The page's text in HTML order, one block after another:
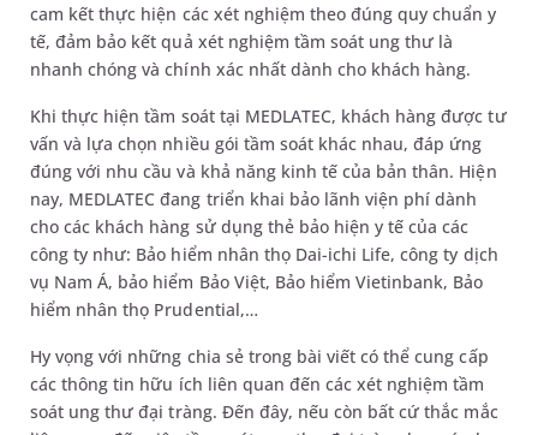
cam kết thực hiện các xét nghiệm theo đúng quy chuẩn y
tế, đảm bảo kết quả xét nghiệm tầm soát ung thư là
nhanh chóng và chính xác nhất dành cho khách hàng.
Khi thực hiện tầm soát tại MEDLATEC, khách hàng được tư
vấn và lựa chọn nhiều gói tầm soát khác nhau, đáp ứng
đúng với nhu cầu và khả năng kinh tế của bản thân. Hiện
nay, MEDLATEC đang triển khai bảo lãnh viện phí dành
cho các khách hàng sử dụng thẻ bảo hiện y tế của các
công ty như: Bảo hiểm nhân thọ Dai-ichi Life, công ty dịch
vụ Nam Á, bảo hiểm Bảo Việt, Bảo hiểm Vietinbank, Bảo
hiểm nhân thọ Prudential,…
Hy vọng với những chia sẻ trong bài viết có thể cung cấp
các thông tin hữu ích liên quan đến các xét nghiệm tầm
soát ung thư đại tràng. Đến đây, nếu còn bất cứ thắc mắc